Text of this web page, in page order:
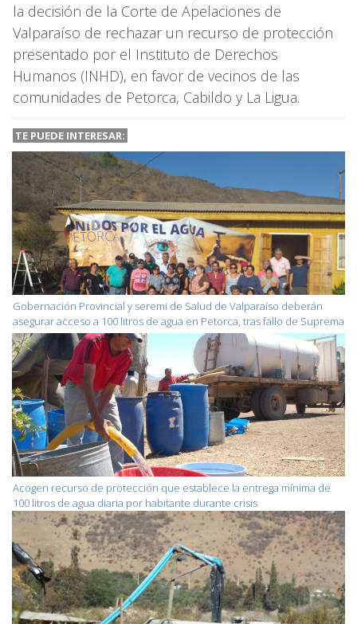
la decisión de la Corte de Apelaciones de
Valparaíso de rechazar un recurso de protección
presentado por el Instituto de Derechos
Humanos (INHD), en favor de vecinos de las
comunidades de Petorca, Cabildo y La Ligua.
TE PUEDE INTERESAR:
Gobernación Provincial y seremi de Salud de Valparaíso deberán
asegurar acceso a 100 litros de agua en Petorca, tras fallo de Suprema
Acogen recurso de protección que establece la entrega mínima de
100 litros de agua diaria por habitante durante crisis